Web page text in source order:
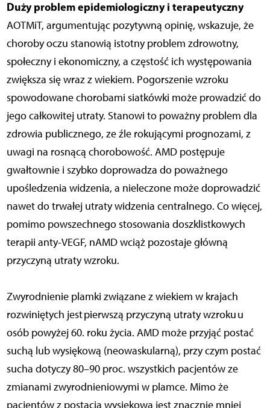
Duży problem epidemiologiczny i terapeutyczny
AOTMiT, argumentując pozytywną opinię, wskazuje, że
choroby oczu stanowią istotny problem zdrowotny,
społeczny i ekonomiczny, a częstość ich występowania
zwiększa się wraz z wiekiem. Pogorszenie wzroku
spowodowane chorobami siatkówki może prowadzić do
jego całkowitej utraty. Stanowi to poważny problem dla
zdrowia publicznego, ze źle rokującymi prognozami, z
uwagi na rosnącą chorobowość. AMD postępuje
gwałtownie i szybko doprowadza do poważnego
upośledzenia widzenia, a nieleczone może doprowadzić
nawet do trwałej utraty widzenia centralnego. Co więcej,
pomimo powszechnego stosowania doszklistkowych
terapii anty-VEGF, nAMD wciąż pozostaje główną
przyczyną utraty wzroku.
Zwyrodnienie plamki związane z wiekiem w krajach
rozwiniętych jest pierwszą przyczyną utraty wzroku u
osób powyżej 60. roku życia. AMD może przyjąć postać
suchą lub wysiękową (neowaskularną), przy czym postać
sucha dotyczy 80–90 proc. wszystkich pacjentów ze
zmianami zwyrodnieniowymi w plamce. Mimo że
pacjentów z postacią wysiękową jest znacznie mniej